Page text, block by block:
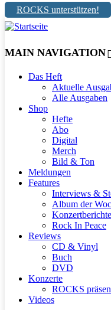
ROCKS unterstützen!
MAIN NAVIGATION
Das Heft
Aktuelle
Alle Ausgaben
Shop
Hefte
Abo
Digital
Merch
Bild & Ton
Meldungen
Features
Interviews &
Album der
Konzertberichte
Rock In Peace
Reviews
CD & Vinyl
Buch
DVD
Konzerte
ROCKS
Videos